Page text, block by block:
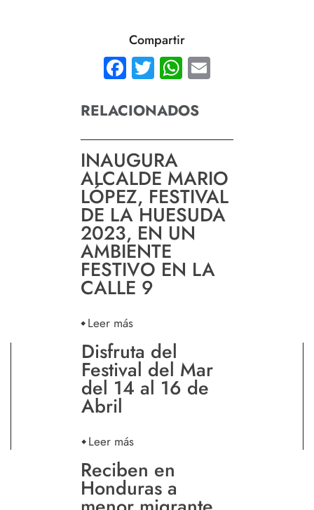
Compartir
Facebook
TwitterWhatsApp
RELACIONADOS
INAUGURA
ALCALDE MARIO
LÓPEZ, FESTIVAL
DE LA HUESUDA
2023, EN UN
AMBIENTE
FESTIVO EN LA
CALLE 9
Leer más
Disfruta del
Festival del Mar
del 14 al 16 de
Abril
Leer más
Reciben en
Honduras a